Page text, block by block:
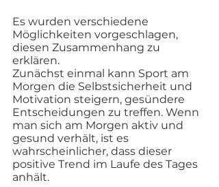
Es wurden verschiedene
Möglichkeiten vorgeschlagen,
diesen Zusammenhang zu
erklären.
Zunächst einmal kann Sport am
Morgen die Selbstsicherheit und
Motivation steigern, gesündere
Entscheidungen zu treffen. Wenn
man sich am Morgen aktiv und
gesund verhält, ist es
wahrscheinlicher, dass dieser
positive Trend im Laufe des Tages
anhält.